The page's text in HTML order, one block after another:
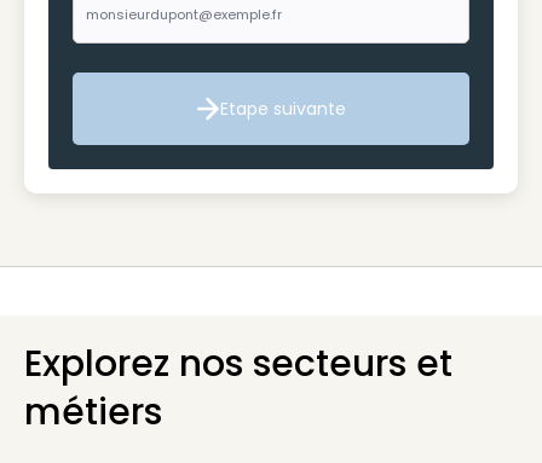
Etape suivante
Etape suivante
Explorez nos secteurs et
métiers